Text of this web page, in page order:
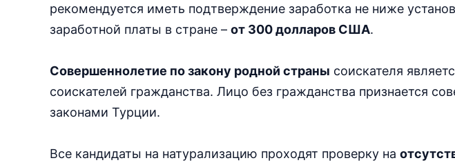
рекомендуется иметь подтверждение заработка не ниже
заработной платы в стране – от 300 долларов США.
Совершеннолетие по закону родной страны соискателя
соискателей гражданства. Лицо без гражданства признается
законами Турции.
Все кандидаты на натурализацию проходят проверку на